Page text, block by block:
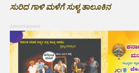
ಸುರಿದ ಗಾಳಿ ಮಳೆಗೆ ಸುಳ್ಯ ತಾಲೂಕಿನ
Advertisement